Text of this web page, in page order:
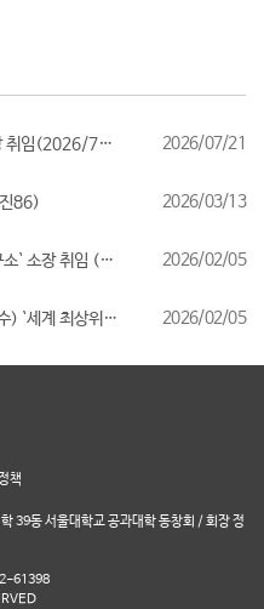
변중무 동문(87학번) 한양대 공과대학장 취임(2026/7/1일자)
2026/07/21
86)
2026/03/13
오대균 동문(81학번) `국가녹색기술연구소` 소장 취임 (2026/2월)
2026/02/05
유승훈 동문(88학번, 서울과학기술대교수) `세계 최상위 연구자 2025` 등재
2026/02/05
책
39동 서울대학교 공과대학 동창회 / 회장 정
61398